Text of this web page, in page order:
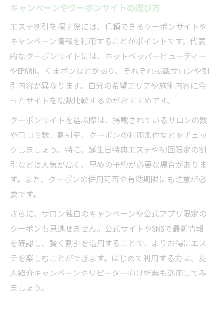
キャンペーンやクーポンサイトの選び方
エステ割引を探す際には、信頼できるクーポンサイトや
キャンペーン情報を利用することがポイントです。代表
的なクーポンサイトには、ホットペッパービューティー
やEPARK、くまポンなどがあり、それぞれ掲載サロンや割
引内容が異なります。自分の希望エリアや施術内容に合
ったサイトを複数比較するのがおすすめです。
クーポンサイトを選ぶ際は、掲載されているサロンの数
や口コミ数、割引率、クーポンの利用条件などをチェッ
クしましょう。特に、誕生日特典エステや初回限定の割
引などは人気が高く、早めの予約が必要な場合がありま
す。また、クーポンの併用可否や有効期限にも注意が必
要です。
さらに、サロン独自のキャンペーンや公式アプリ限定の
クーポンも見逃せません。公式サイトやSNSで最新情報
を確認し、賢く割引を活用することで、よりお得にエス
テを楽しむことができます。はじめて利用する方は、友
人紹介キャンペーンやリピーター向け特典も活用してみ
ましょう。